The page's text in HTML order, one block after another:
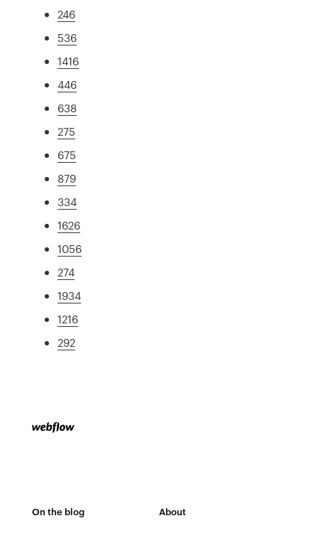
246
536
1416
446
638
275
675
879
334
1626
1056
274
1934
1216
292
On the blog About